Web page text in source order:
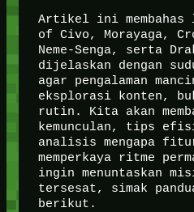
Artikel ini membahas
of Civo, Morayaga,
Neme-Senga, serta
dijelaskan dengan
agar pengalaman
eksplorasi konten,
rutin. Kita akan
kemunculan, tips
analisis mengapa
memperkaya ritme
ingin menuntaskan
tersesat, simak
berikut.